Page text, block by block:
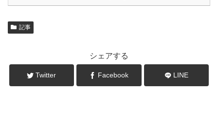
記事
シェアする
Twitter Facebook LINE